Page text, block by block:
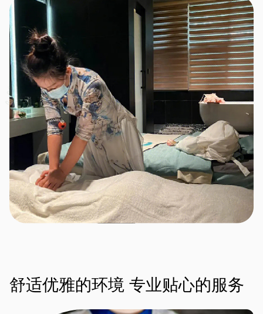
舒适优雅的环境 专业贴心的服务